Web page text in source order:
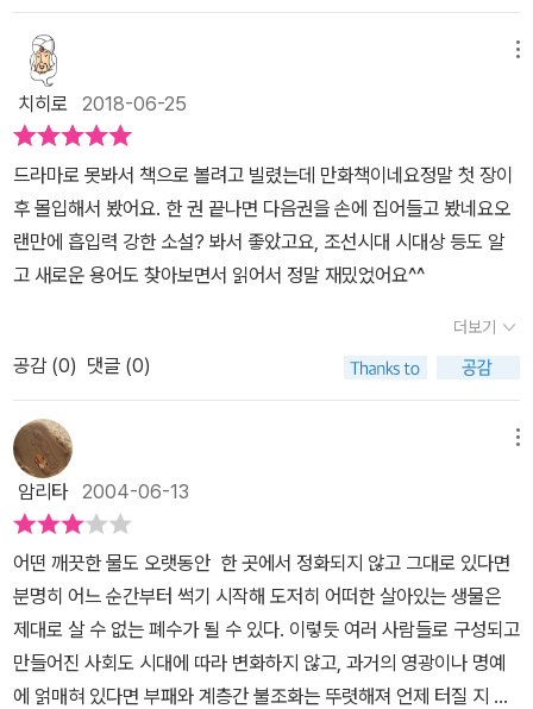
치히로 2018-06-25
드라마로 못봐서 책으로 볼려고 빌렸는데 만화책이네요정말 첫 장이
후 몰입해서 봤어요. 한 권 끝나면 다음권을 손에 집어들고 봤네요오
랜만에 흡입력 강한 소설? 봐서 좋았고요, 조선시대 시대상 등도 알
고 새로운 용어도 찾아보면서 읽어서 정말 재밌었어요^^
더보기
공감 (0) 댓글 (0)
암리타2004-06-13
어떤 깨끗한 물도 오랫동안 한 곳에서 정화되지 않고 그대로 있다면
분명히 어느 순간부터 썩기 시작해 도저히 어떠한 살아있는 생물은
제대로 살 수 없는 폐수가 될 수 있다. 이렇듯 여러 사람들로 구성되고
만들어진 사회도 시대에 따라 변화하지 않고, 과거의 영광이나 명예
에 얽매혀 있다면 부패와 계층간 불조화는 뚜렷해져 언제 터질 지 모